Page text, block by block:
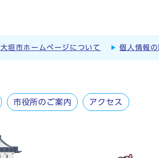
大垣市ホームページについて 個人情報
市役所のご案内 アクセス